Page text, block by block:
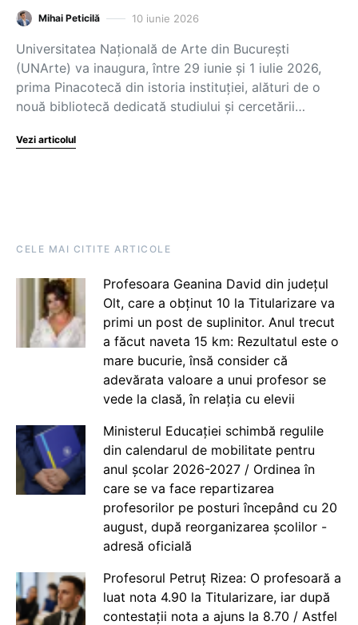
Mihai Peticilă 10 iunie 2026
Universitatea Națională de Arte din București
(UNArte) va inaugura, între 29 iunie și 1 iulie 2026,
prima Pinacotecă din istoria instituției, alături de o
nouă bibliotecă dedicată studiului și cercetării…
Vezi articolul
CELE MAI CITITE ARTICOLE
Profesoara Geanina David din județul
Olt, care a obținut 10 la Titularizare va
primi un post de suplinitor. Anul trecut
a făcut naveta 15 km: Rezultatul este o
mare bucurie, însă consider că
adevărata valoare a unui profesor se
vede la clasă, în relația cu elevii
Ministerul Educației schimbă regulile
din calendarul de mobilitate pentru
anul școlar 2026-2027 / Ordinea în
care se va face repartizarea
profesorilor pe posturi începând cu 20
august, după reorganizarea școlilor -
adresă oficială
Profesorul Petruț Rizea: O profesoară a
luat nota 4.90 la Titularizare, iar după
contestații nota a ajuns la 8.70 / Astfel